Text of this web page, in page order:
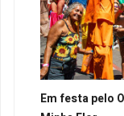
Em festa pelo